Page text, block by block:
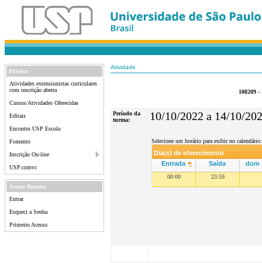
Público
Atividades extensionistas curriculares
com inscrição aberta
Cursos/Atividades Oferecidas
Editais
Encontro USP Escola
Fomento
Inscrição On-line
USP.comvc
Acesso Restrito
Entrar
Esqueci a Senha
Primeiro Acesso
Atividade
108209
Período da
turma:
10/10/2022 a 14/10/
Selecione um horário para exibir no calendário:
Dia(s) de oferecimento
Entrada
Saída dom
00:00 23:59